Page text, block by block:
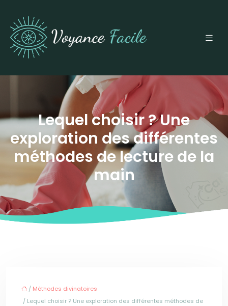
Lequel choisir ? Une
exploration des différentes
méthodes de lecture de la
main
/ Méthodes divinatoires
/ Lequel choisir ? Une exploration des différentes méthodes de